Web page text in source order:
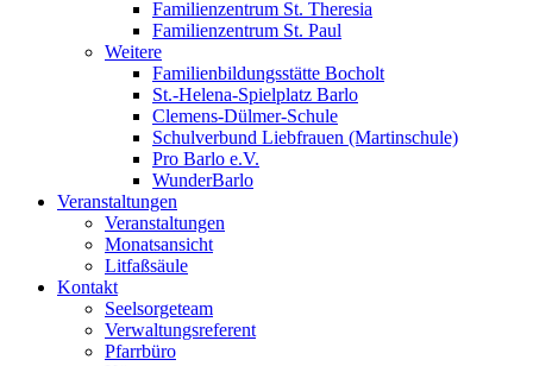
Familienzentrum St. Theresia
Familienzentrum St. Paul
Weitere
Familienbildungsstätte Bocholt
St.-Helena-Spielplatz Barlo
Clemens-Dülmer-Schule
Schulverbund Liebfrauen (Martinschule)
Pro Barlo e.V.
WunderBarlo
Veranstaltungen
Veranstaltungen
Monatsansicht
Litfaßsäule
Kontakt
Seelsorgeteam
Verwaltungsreferent
Pfarrbüro